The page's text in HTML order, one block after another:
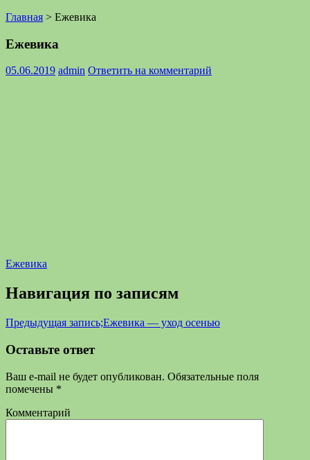
Главная > Ежевика
Ежевика
05.06.2019 admin Ответить на комментарий
Ежевика
Навигация по записям
Предыдущая запись;Ежевика — уход осенью
Оставьте ответ
Ваш e-mail не будет опубликован. Обязательные поля
помечены *
Комментарий